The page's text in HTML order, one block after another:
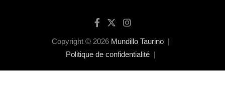
Copyright © 2026 Mundillo Taurino
Politique de confidentialité